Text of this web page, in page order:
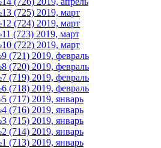
(725) 2019, март
(724) 2019, март
(723) 2019, март
(722) 2019, март
(721) 2019, февраль
(720) 2019, февраль
(719) 2019, февраль
(718) 2019, февраль
(717) 2019, январь
(716) 2019, январь
(715) 2019, январь
(714) 2019, январь
(713) 2019, январь